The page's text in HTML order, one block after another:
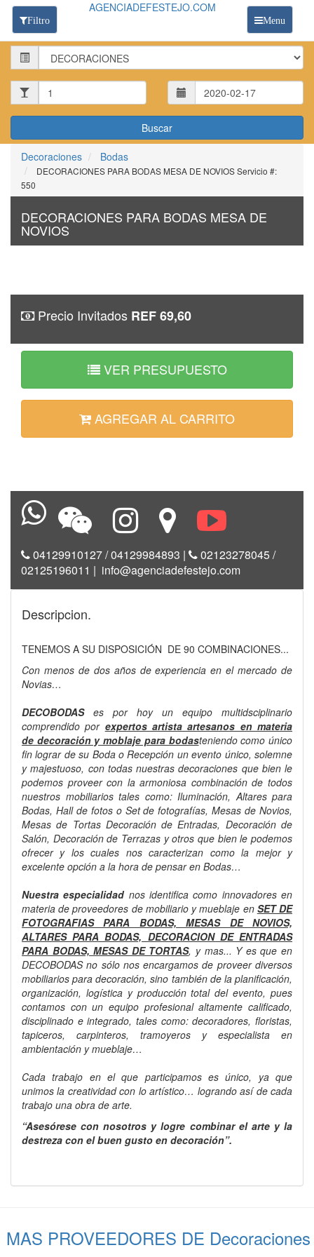
Filtro
AGENCIADEFESTEJO.COM
Menu
Categoria:
Invitados:
Decoraciones Bodas
DECORACIONES PARA BODAS MESA DE NOVIOS Servicio #:
550
DECORACIONES PARA BODAS MESA DE
NOVIOS
Precio Invitados REF 69,60
VER PRESUPUESTO
AGREGAR AL CARRITO
04129910127 / 04129984893 |
02123278045 /
02125196011 | info@agenciadefestejo.com
Descripcion.
TENEMOS A SU DISPOSICIÓN DE 90 COMBINACIONES...
Con menos de dos años de experiencia en el mercado de
Novias…
DECOBODAS
es por hoy un equipo multidsciplinario
comprendido por expertos artista artesanos en materia
de decoración y moblaje para bodasteniendo como único
fin lograr de su Boda o Recepción un evento único, solemne
y majestuoso, con todas nuestras decoraciones que bien le
podemos proveer con la armoniosa combinación de todos
nuestros mobiliarios tales como: Iluminación, Altares para
Bodas, Hall de fotos o Set de fotografías, Mesas de Novios,
Mesas de Tortas Decoración de Entradas, Decoración de
Salón, Decoración de Terrazas y otros que bien le podemos
ofrecer y los cuales nos caracterizan como la mejor y
excelente opción a la hora de pensar en Bodas…
Nuestra especialidad nos identifica como innovadores en
materia de proveedores de mobiliario y mueblaje en SET DE
FOTOGRAFIAS PARA BODAS, MESAS DE NOVIOS,
ALTARES PARA BODAS, DECORACION DE ENTRADAS
PARA BODAS, MESAS DE TORTAS, y mas... Y es que en
DECOBODAS no sólo nos encargamos de proveer diversos
mobiliarios para decoración, sino también de la planificación,
organización, logística y producción total del evento, pues
contamos con un equipo profesional altamente calificado,
disciplinado e integrado, tales como: decoradores, floristas,
tapiceros, carpinteros, tramoyeros y especialista en
ambientación y mueblaje…
Cada trabajo en el que participamos es único, ya que
unimos la creatividad con lo artístico… logrando así de cada
trabajo una obra de arte.
“Asesórese con nosotros y logre combinar el arte y la
destreza con el buen gusto en decoración”.
MAS PROVEEDORES DE Decoraciones